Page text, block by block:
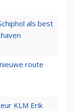
als best
route
KLM Erik